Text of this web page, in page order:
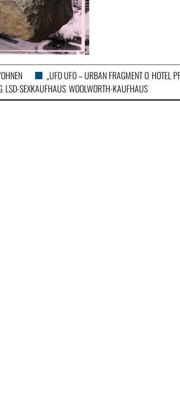
„UFO UFO – URBAN FRAGMENT O, HOTEL
, LSD-SEXKAUFHAUS,WOOLWORTH-KAUFHAUS